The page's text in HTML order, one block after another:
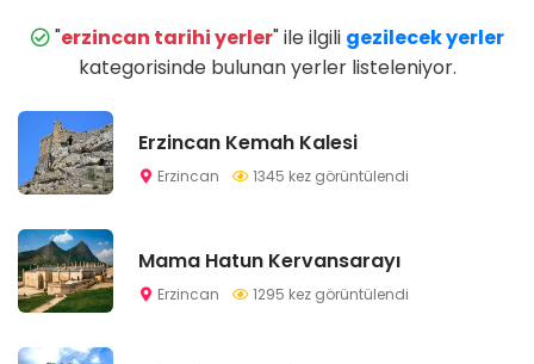
"erzincan tarihi yerler" ile ilgili gezilecek yerler
kategorisinde bulunan yerler listeleniyor.
Erzincan Kemah Kalesi
Erzincan 1345 kez görüntülendi
Mama Hatun Kervansarayı
Erzincan 1295 kez görüntülendi